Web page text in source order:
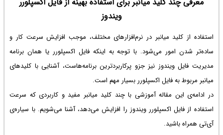
ویندوز
استفاده از کلید میانبر در نرم‌افزارهای مختلف، موجب افزایش سرعت کار و
ساده‌تر شدن امور می‌شود. با توجه به اینکه فایل اکسپلورر یا همان برنامه
مدیریت فایل ویندوز نیز جزو پرکاربردترین برنامه‌هاست، آشنایی با کلیدهای
میانبر مربوط به فایل اکسپلورر بسیار مهم است.
در ادامه‌ی این مقاله آموزشی با چند کلید میانبر مفید و کاربردی که سرعت
استفاده از فایل اکسپلورر ویندوز را افزایش می‌دهد، آشنا می‌شویم. با سیاره‌ی
آی‌تی همراه باشید.